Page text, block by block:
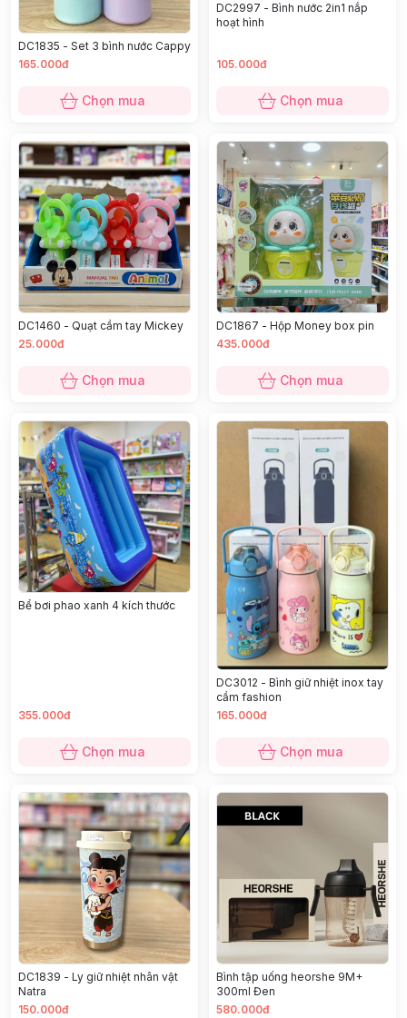
DC1835 - Set 3 bình nước Cappy
165.000đ
Chọn mua
DC2997 - Bình nước 2in1 nắp
hoạt hình
105.000đ
Chọn mua
DC1460 - Quạt cầm tay Mickey
25.000đ
Chọn mua
DC1867 - Hộp Money box pin
435.000đ
Chọn mua
Bể bơi phao xanh 4 kích thước
355.000đ
Chọn mua
DC3012 - Bình giữ nhiệt inox tay
cầm fashion
165.000đ
Chọn mua
DC1839 - Ly giữ nhiệt nhân vật
Natra
150.000đ
Bình tập uống heorshe 9M+
300ml Đen
580.000đ